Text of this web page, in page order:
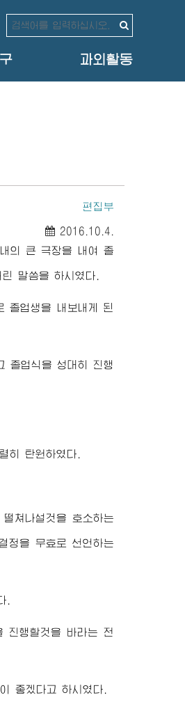
과외활동
편집부
2016.10.4.
의 큰 극장을 내여 졸
말씀을 하시였다.
졸업생을 내보내게 된
졸업식을 성대히 진행
히 탄원하였다.
쳐나설것을 호소하는
정을 무효로 선언하는
.
진행할것을 바라는 전
좋겠다고 하시였다.